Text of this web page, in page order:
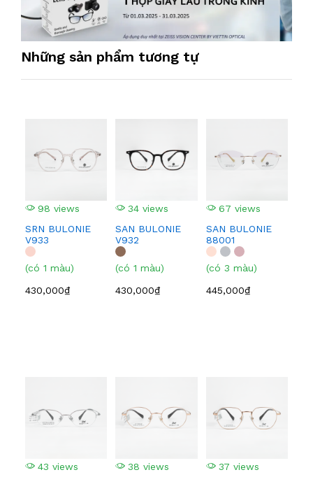
Những sản phẩm tương tự
98 views
SRN BULONIE
V933
(có 1 màu)
430,000₫
34 views
SAN BULONIE
V932
(có 1 màu)
430,000₫
67 views
SAN BULONIE
88001
(có 3 màu)
445,000₫
43 views 38 views 37 views